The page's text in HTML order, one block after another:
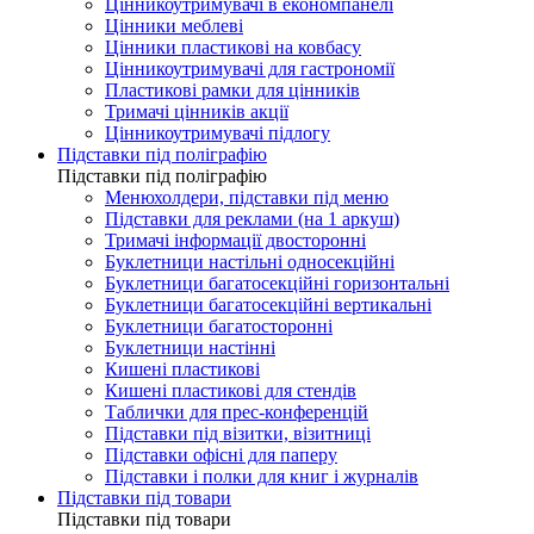
Цінникоутримувачі в економпанелі
Цінники меблеві
Цінники пластикові на ковбасу
Цінникоутримувачі для гастрономії
Пластикові рамки для цінників
Тримачі цінників акції
Цінникоутримувачі підлогу
Підставки під поліграфію
Підставки під поліграфію
Менюхолдери, підставки під меню
Підставки для реклами (на 1 аркуш)
Тримачі інформації двосторонні
Буклетници настільні односекційні
Буклетници багатосекційні горизонтальні
Буклетници багатосекційні вертикальні
Буклетници багатосторонні
Буклетници настінні
Кишені пластикові
Кишені пластикові для стендів
Таблички для прес-конференцій
Підставки під візитки, візитниці
Підставки офісні для паперу
Підставки і полки для книг і журналів
Підставки під товари
Підставки під товари